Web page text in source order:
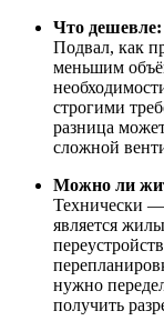
Что
Подвал, как
меньшим
строгими
разница
сложной
Можно ли
Технически
является
нужно
получить